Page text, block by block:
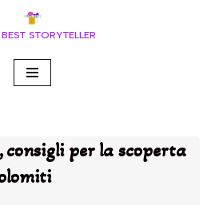
STORYTELLER
consigli per la scoperta